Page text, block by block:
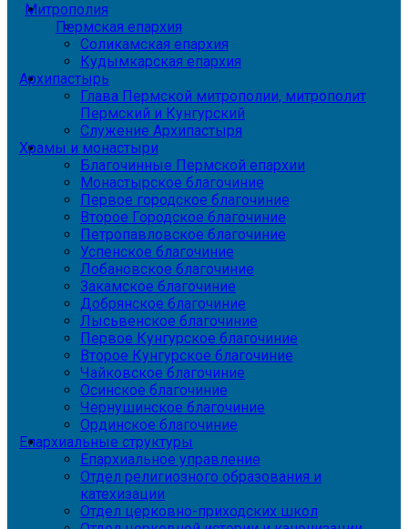
Митрополия
Пермская епархия
Соликамская епархия
Кудымкарская епархия
Архипастырь
Глава Пермской митрополии, митрополит
Пермский и Кунгурский
Служение Архипастыря
Храмы и монастыри
Благочинные Пермской епархии
Монастырское благочиние
Первое городское благочиние
Второе Городское благочиние
Петропавловское благочиние
Успенское благочиние
Лобановское благочиние
Закамское благочиние
Добрянское благочиние
Лысьвенское благочиние
Первое Кунгурское благочиние
Второе Кунгурское благочиние
Чайковское благочиние
Осинское благочиние
Чернушинское благочиние
Ординское благочиние
Епархиальные структуры
Епархиальное управление
Отдел религиозного образования и
катехизации
Отдел церковно-приходских школ